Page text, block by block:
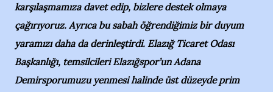
karşılaşmamıza davet edip, bizlere destek olmaya
çağırıyoruz. Ayrıca bu sabah öğrendiğimiz bir duyum
yaramızı daha da derinleştirdi. Elazığ Ticaret Odası
Başkanlığı, temsilcileri Elazığspor’un Adana
Demirsporumuzu yenmesi halinde üst düzeyde prim